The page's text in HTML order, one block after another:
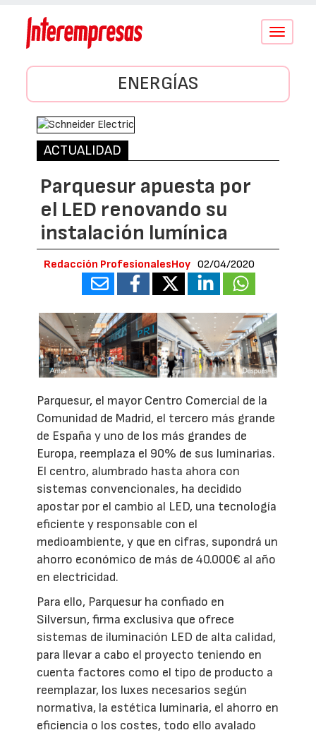
Conmutar
ENERGÍAS
ACTUALIDAD
Parquesur apuesta por
el LED renovando su
instalación lumínica
Redacción ProfesionalesHoy 02/04/2020
Parquesur, el mayor Centro Comercial de la
Comunidad de Madrid, el tercero más grande
de España y uno de los más grandes de
Europa, reemplaza el 90% de sus luminarias.
El centro, alumbrado hasta ahora con
sistemas convencionales, ha decidido
apostar por el cambio al LED, una tecnología
eficiente y responsable con el
medioambiente, y que en cifras, supondrá un
ahorro económico de más de 40.000€ al año
en electricidad.
Para ello, Parquesur ha confiado en
Silversun, firma exclusiva que ofrece
sistemas de iluminación LED de alta calidad,
para llevar a cabo el proyecto teniendo en
cuenta factores como el tipo de producto a
reemplazar, los luxes necesarios según
normativa, la estética luminaria, el ahorro en
eficiencia o los costes, todo ello avalado